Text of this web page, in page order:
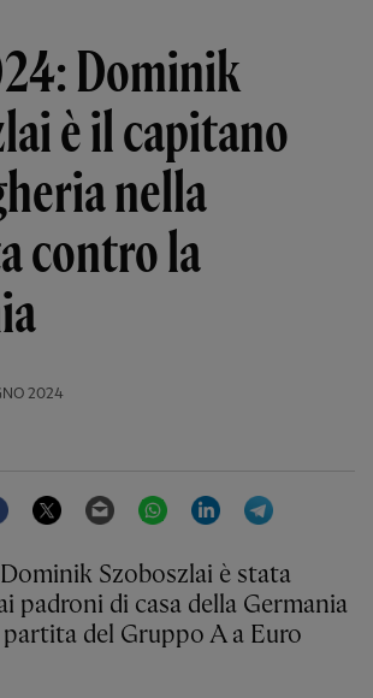
Dominik
è il capitano
nella
contro la
2024
FacebookTwitter Email WhatsAppLinkedIn
padroni di casa della Germania
partita del Gruppo A a Euro